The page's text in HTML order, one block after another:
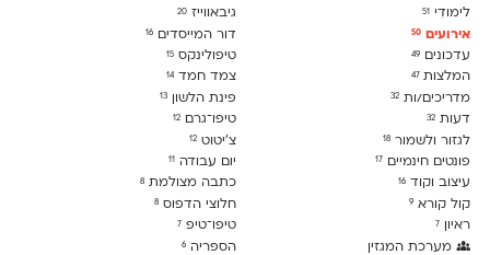
לימודִי 51
אירועים 50
עדכונים 49
המלצות47
מדריכים/ות 32
דעות 32
לגזור ולשמור 18
פונטים חינמיים 17
עיצוב וקוד 16
קול קורא 9
ראיון 7
מערכת המגזין
גיבאווייז20
דור המייסדים16
טיפולינקס15
צמד חמד14
פינת הלשון13
טיפו־גרם12
צ׳יטוט12
יום עבודה11
כתבה מצולמת8
חלוצי הדפוס8
טיפו־טיפ7
הספריה6